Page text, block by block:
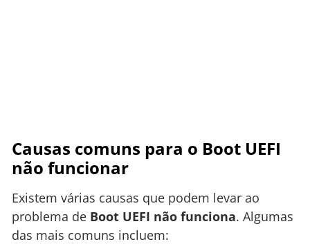
Causas comuns para o Boot UEFI
não funcionar
Existem várias causas que podem levar ao
problema de Boot UEFI não funciona. Algumas
das mais comuns incluem: